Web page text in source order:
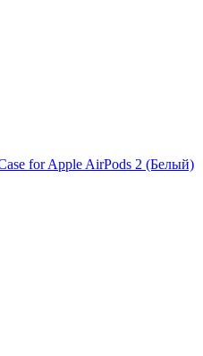
for Apple AirPods 2 (Белый)